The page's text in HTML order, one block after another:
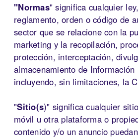
"Normas" significa cualquier
reglamento, orden o código de
sector que se relacione con la
marketing y la recopilación,
protección, interceptación,
almacenamiento de Información
incluyendo, sin limitaciones, la
"Sitio(s)" significa cualquier
móvil u otra plataforma o
contenido y/o un anuncio